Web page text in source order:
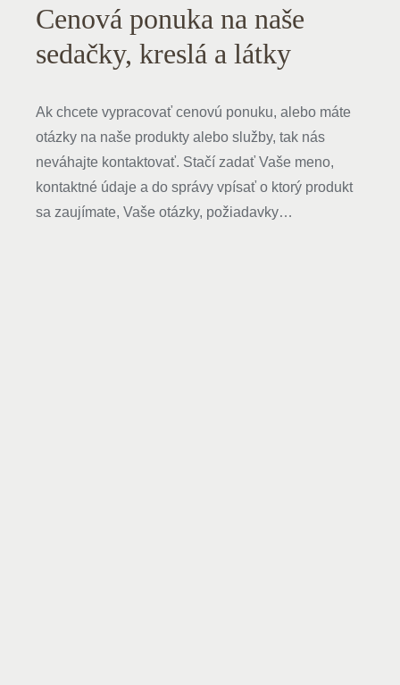
Cenová ponuka na naše
sedačky, kreslá a látky
Ak chcete vypracovať cenovú ponuku, alebo máte
otázky na naše produkty alebo služby, tak nás
neváhajte kontaktovať. Stačí zadať Vaše meno,
kontaktné údaje a do správy vpísať o ktorý produkt
sa zaujímate, Vaše otázky, požiadavky…